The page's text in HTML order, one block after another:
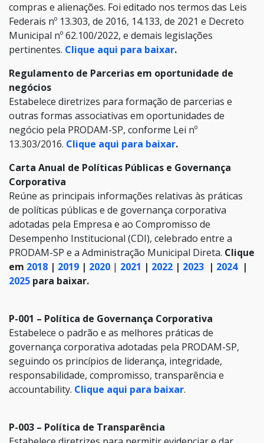
compras e alienações. Foi editado nos termos das Leis
Federais nº 13.303, de 2016, 14.133, de 2021 e Decreto
Municipal nº 62.100/2022, e demais legislações
pertinentes. Clique aqui para baixar.
Regulamento de Parcerias em oportunidade de
negócios
Estabelece diretrizes para formação de parcerias e
outras formas associativas em oportunidades de
negócio pela PRODAM-SP, conforme Lei nº
13.303/2016. Clique aqui para baixar.
Carta Anual de Políticas Públicas e Governança
Corporativa
Reúne as principais informações relativas às práticas
de políticas públicas e de governança corporativa
adotadas pela Empresa e ao Compromisso de
Desempenho Institucional (CDI), celebrado entre a
PRODAM-SP e a Administração Municipal Direta. Clique
em 2018 | 2019 | 2020 | 2021 | 2022 | 2023 | 2024|
2025 para baixar.
P-001 – Política de Governança Corporativa
Estabelece o padrão e as melhores práticas de
governança corporativa adotadas pela PRODAM-SP,
seguindo os princípios de liderança, integridade,
responsabilidade, compromisso, transparência e
accountability. Clique aqui para baixar.
P-003 – Política de Transparência